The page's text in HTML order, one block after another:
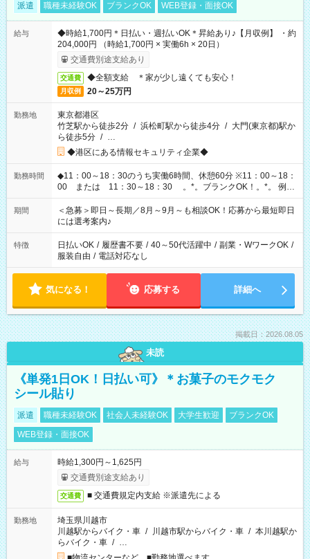
派遣 職種未経験OK ブランクOK WEB登録・面接OK
給与
◆時給1,700円＊日払い・週払いOK＊昇給あり♪【月収例】 ・約
204,000円 （時給1,700円 × 実働6h × 20日）
交通費別途支給あり
交通費 ◆全額支給 ＊家が少し遠くても安心！
月収例 20～25万円
勤務地
東京都港区
竹芝駅から徒歩2分 / 浜松町駅から徒歩4分 / 大門(東京都)駅か
ら徒歩5分 / …
◆港区にある情報セキュリティ企業◆
勤務時間
◆11：00～18：30のうち実働6時間、休憩60分 ※11：00～18：
00 または 11：30～18：30 。*。ブランクOK！。*。 例え
ば前職が、 在宅/財団法人/事務/コールセンター/受付/販売/カフェ
スタッフ スイーツ販売/ホテルフロント/化粧品販売/など 様々な
業界から入社して活躍されています♪
期間
＜急募＞即日～長期／8月～9月～も相談OK！応募から最短即日
には選考案内♪
特徴 日払いOK / 履歴書不要 / 40～50代活躍中 / 副業・WワークOK /
服装自由 / 電話対応なし
気になる！ 応募する 詳細へ
掲載日：2026.08.05
未読
《単発1日OK！日払い可》＊お菓子のモクモク
シール貼り
派遣 職種未経験OK 社会人未経験OK 大学生歓迎
ブランクOK
WEB登録・面接OK
給与
時給1,300円～1,625円
交通費別途支給あり
交通費 ■ 交通費規定内支給 ※派遣先による
勤務地
埼玉県川越市
川越駅からバイク・車 / 川越市駅からバイク・車 / 本川越駅か
らバイク・車 / …